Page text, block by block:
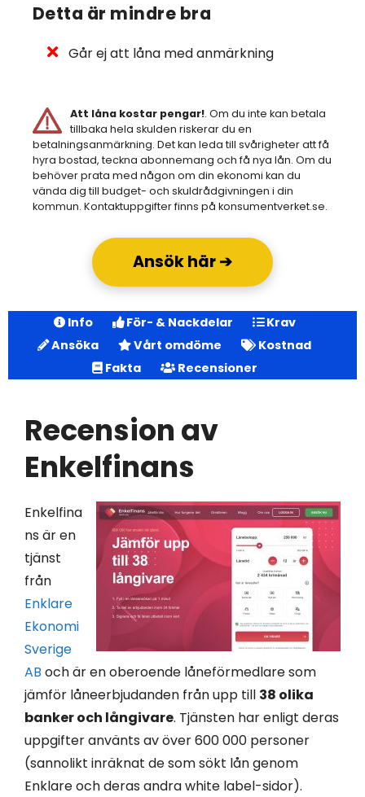
Detta är mindre bra
Går ej att låna med anmärkning
Att låna kostar pengar!. Om du inte kan betala
tillbaka hela skulden riskerar du en
betalningsanmärkning. Det kan leda till svårigheter att få
hyra bostad, teckna abonnemang och få nya lån. Om du
behöver prata med någon om din ekonomi kan du
vända dig till budget- och skuldrådgivningen i din
kommun. Kontaktuppgifter finns på konsumentverket.se.
Ansök här ➔
Info För- & Nackdelar
Krav
Ansöka
Vårt omdöme
Kostnad
Fakta
Recensioner
Recension av
Enkelfinans
Enkelfina
ns är en
tjänst
från
Enklare
Ekonomi
Sverige
AB och är en oberoende låneförmedlare som
jämför låneerbjudanden från upp till 38 olika
banker och långivare. Tjänsten har enligt deras
uppgifter använts av över 600 000 personer
(sannolikt inräknat de som sökt lån genom
Enklare och deras andra white label-sidor).